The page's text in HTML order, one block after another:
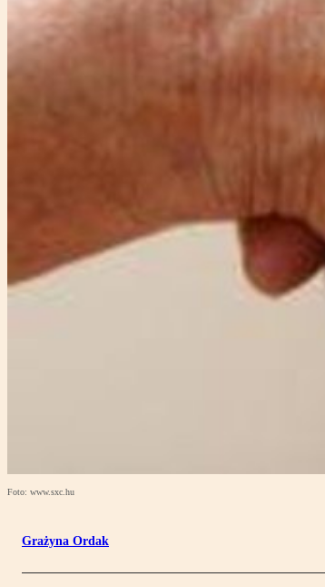
Foto: www.sxc.hu
Grażyna Ordak